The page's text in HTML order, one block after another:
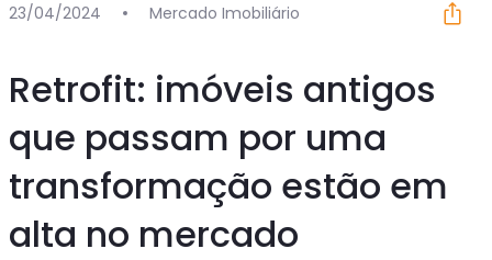
23/04/2024 Mercado Imobiliário
Retrofit: imóveis antigos
que passam por uma
transformação estão em
alta no mercado